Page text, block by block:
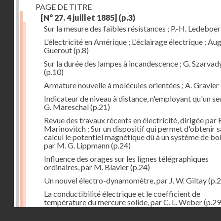
PAGE DE TITRE
[N° 27. 4 juillet 1885] (p.3)
Sur la mesure des faibles résistances ; P.-H. Ledeboer
L'électricité en Amérique ; L'éclairage électrique ;
Guerout(p.8)
Sur la durée des lampes à incandescence ; G.
(p.10)
Armature nouvelle à molécules orientées ; A. Gravier
Indicateur de niveau à distance, n'employant qu'un
G. Mareschal(p.21)
Revue des travaux récents en électricité, dirigée par
Marinovitch : Sur un dispositif qui permet d'obtenir
calcul le potentiel magnétique dû à un système de
par M. G. Lippmann(p.24)
Influence des orages sur les lignes télégraphiques
ordinaires, par M. Blavier(p.24)
Un nouvel électro-dynamomètre, par J. W. Giltay
La conductibilité électrique et le coefficient de
température du mercure solide, par C. L. Weber